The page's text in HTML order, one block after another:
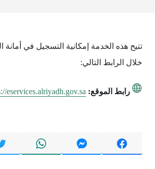
تتيح هذه الخدمة إمكانية التسجيل في
خلال الرابط التالي:
رابط الموقع: eservices.alriyadh.gov.sa